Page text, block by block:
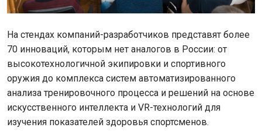
На стендах компаний-разработчиков представят более
70 инноваций, которым нет аналогов в России: от
высокотехнологичной экипировки и спортивного
оружия до комплекса систем автоматизированного
анализа тренировочного процесса и решений на основе
искусственного интеллекта и VR-технологий для
изучения показателей здоровья спортсменов.